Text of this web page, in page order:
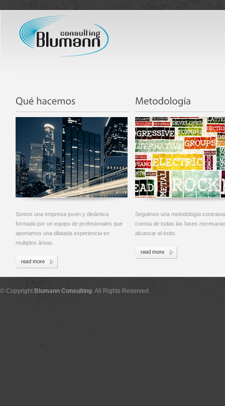
Somos una empresa joven y dinámica
formada por un equipo de profesionales que
aportamos una dilatada experiencia en
multiples áreas.
Seguimos una metodología
consta de todas las fases
alcanzar el éxito.
© Copyright Blumann Consulting. All Rights Reserved